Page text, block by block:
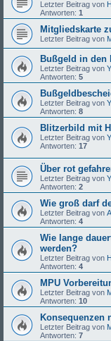
Letzter Beitrag von
Antworten: 1
Mitgliedskarte
Letzter Beitrag von
Bußgeld in den
Letzter Beitrag von
Antworten: 5
Letzter Beitrag von
Antworten: 8
Blitzerbild mit
Letzter Beitrag von
Antworten: 17
Über rot
Letzter Beitrag von
Antworten: 2
Wie groß darf
Letzter Beitrag von
Antworten: 4
Wie lange
werden?
Letzter Beitrag von
Antworten: 4
MPU
Letzter Beitrag von
Antworten: 10
Konsequenzen
Letzter Beitrag von
Antworten: 7